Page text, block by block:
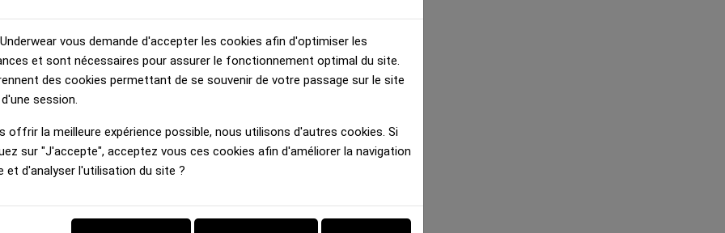
vous demande d'accepter les cookies afin d'optimiser les
et sont nécessaires pour assurer le fonctionnement optimal du site.
des cookies permettant de se souvenir de votre passage sur le site
session.
offrir la meilleure expérience possible, nous utilisons d'autres cookies. Si
sur "J'accepte", acceptez vous ces cookies afin d'améliorer la navigation
et d'analyser l'utilisation du site ?